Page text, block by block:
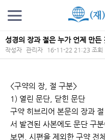
성경의 장과 절은 누가 언제 만든
작성자 관리자 16-11-22 21:23 조회
<구약의 장, 절 구분>
1) 열린 문단, 닫힌 문단
구약 히브리어 본문의 장과
서 발견된 사본에도 문단 구
보면, 시편을 제외한 구약 전